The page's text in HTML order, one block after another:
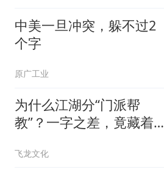
中美一旦冲突，躲不过2
个字
原广工业
为什么江湖分“门派帮
教”？一字之差，竟藏着不
飞龙文化